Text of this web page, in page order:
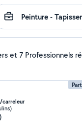
et 7 Professionnels